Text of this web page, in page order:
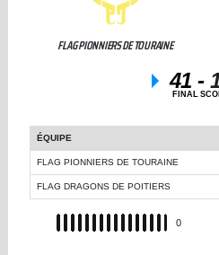
FLAG PIONNIERS DE TOURAINE
41-
FINAL
ÉQUIPE
FLAG PIONNIERS DE TOURAINE
FLAG DRAGONS DE POITIERS
0